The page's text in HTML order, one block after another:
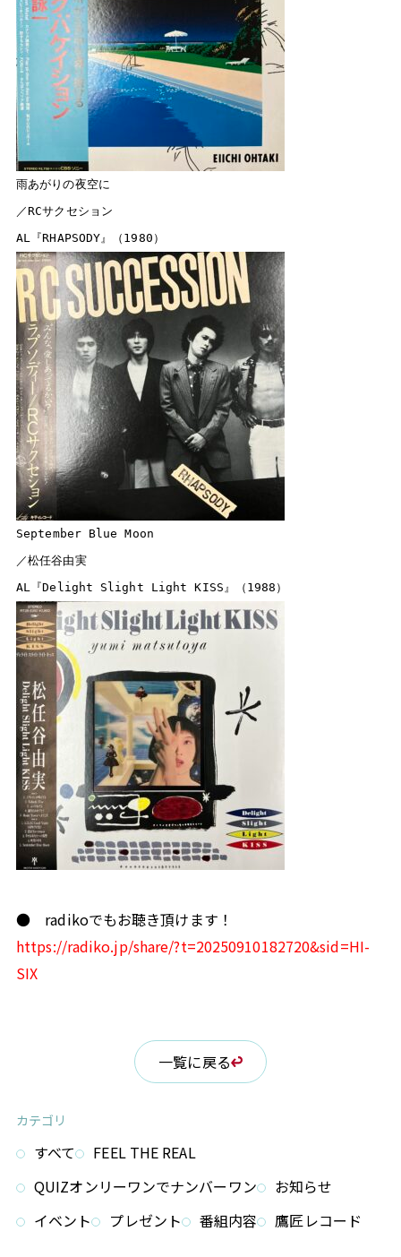
雨あがりの夜空に
／RCサクセション
September Blue Moon
／松任谷由実
● radikoでもお聴き頂けます！
https://radiko.jp/share/?t=20250910182720&sid=HI-
SIX
一覧に戻る
カテゴリ
すべて
FEEL THE REAL
QUIZオンリーワンでナンバーワン
お知らせ
イベント
プレゼント 番組内容 鷹匠レコード